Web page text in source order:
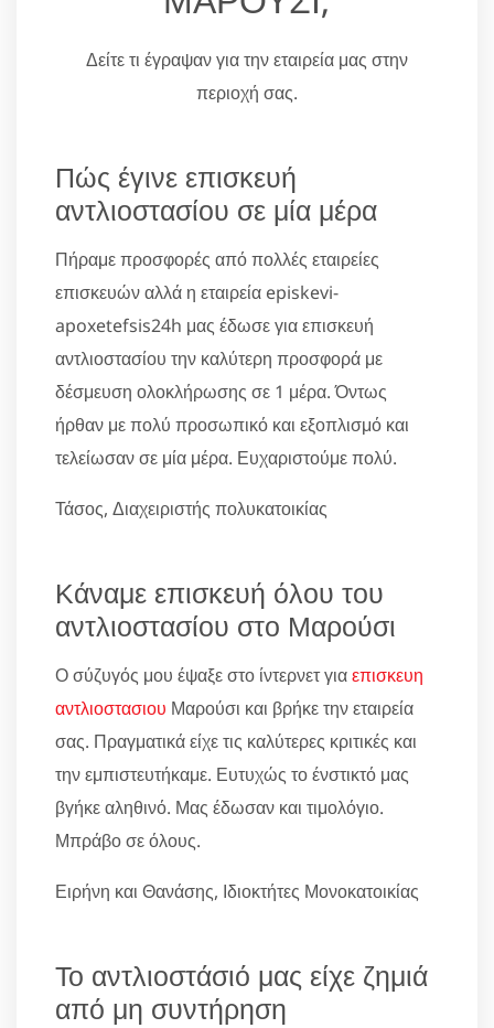
Δείτε τι έγραψαν για την εταιρεία μας στην
περιοχή σας.
Πώς έγινε επισκευή
αντλιοστασίου σε μία μέρα
Πήραμε προσφορές από πολλές εταιρείες
επισκευών αλλά η εταιρεία episkevi-
apoxetefsis24h μας έδωσε για επισκευή
αντλιοστασίου την καλύτερη προσφορά με
δέσμευση ολοκλήρωσης σε 1 μέρα. Όντως
ήρθαν με πολύ προσωπικό και εξοπλισμό και
τελείωσαν σε μία μέρα. Ευχαριστούμε πολύ.
Τάσος, Διαχειριστής πολυκατοικίας
Κάναμε επισκευή όλου του
αντλιοστασίου στο Μαρούσι
Ο σύζυγός μου έψαξε στο ίντερνετ γιαεπισκευη
αντλιοστασιου Μαρούσι και βρήκε την εταιρεία
σας. Πραγματικά είχε τις καλύτερες κριτικές και
την εμπιστευτήκαμε. Ευτυχώς το ένστικτό μας
βγήκε αληθινό. Μας έδωσαν και τιμολόγιο.
Μπράβο σε όλους.
Ειρήνη και Θανάσης, Ιδιοκτήτες Μονοκατοικίας
Το αντλιοστάσιό μας είχε ζημιά
από μη συντήρηση